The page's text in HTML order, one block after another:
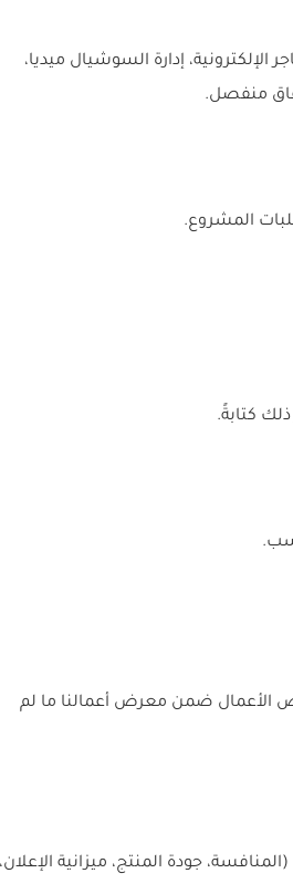
الإلكترونية، إدارة السوشيال ميديا،
منفصل.
المشروع.
كتابةً.
الأعمال ضمن معرض أعمالنا ما لم
جودة المنتج، ميزانية الإعلان،